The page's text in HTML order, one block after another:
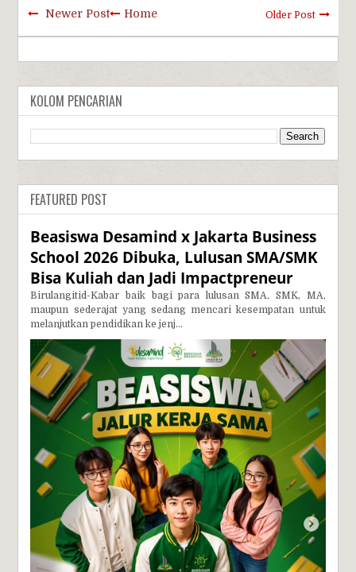
Newer Post Older Post
Home
KOLOM PENCARIAN
FEATURED POST
Beasiswa Desamind x Jakarta Business
School 2026 Dibuka, Lulusan SMA/SMK
Bisa Kuliah dan Jadi Impactpreneur
Birulangitid-Kabar baik bagi para lulusan SMA, SMK, MA,
maupun sederajat yang sedang mencari kesempatan untuk
melanjutkan pendidikan ke jenj...